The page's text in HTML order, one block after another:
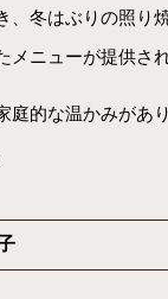
、冬はぶりの照り
メニューが提供され
庭的な温かみがあ